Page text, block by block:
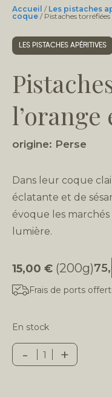
Accueil / Les pistaches
coque / Pistaches
LES PISTACHES APÉRITIVES
l’orange
origine: Perse
Dans leur coque
éclatante et de
évoque les marchés
lumière.
15,00 € (200g)
Frais de ports
En stock
quantité de
- +